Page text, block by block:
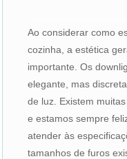
Ao considerar como
cozinha, a estética
importante. Os
elegante, mas
de luz. Existem
e estamos sempre
atender às
tamanhos de furos